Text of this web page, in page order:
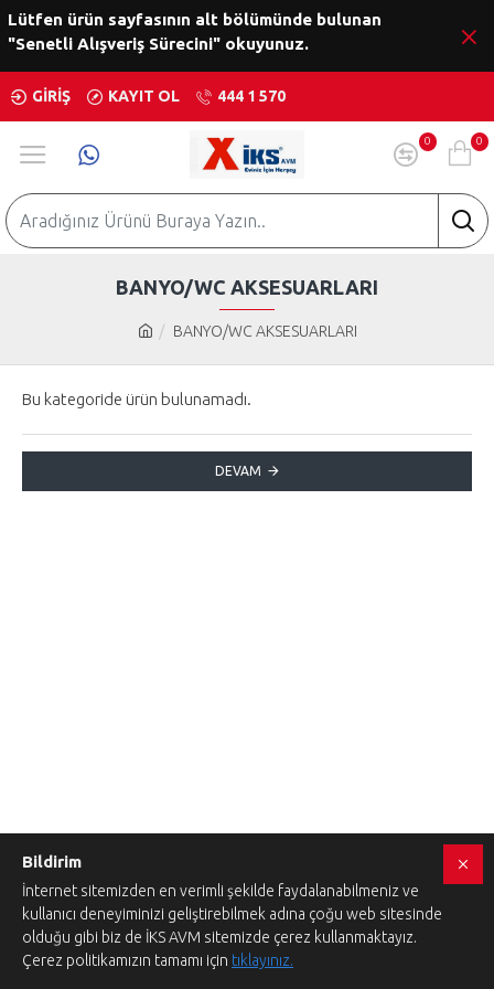
Lütfen ürün sayfasının alt bölümünde bulunan
"Senetli Alışveriş Sürecini" okuyunuz.
GIRIŞ KAYIT OL 444 1 570
0 0
BANYO/WC AKSESUARLARI
BANYO/WC AKSESUARLARI
Bu kategoride ürün bulunamadı.
DEVAM
Bildirim
İnternet sitemizden en verimli şekilde faydalanabilmeniz ve
kullanıcı deneyiminizi geliştirebilmek adına çoğu web sitesinde
olduğu gibi biz de İKS AVM sitemizde çerez kullanmaktayız.
Çerez politikamızın tamamı için tıklayınız.